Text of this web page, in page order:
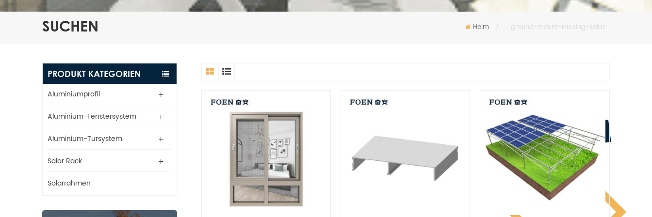
SUCHEN Heim / ground-mount-racking-solar
PRODUKT KATEGORIEN
Aluminiumprofil
Aluminium-Fenstersystem
Aluminium-Türsystem
Solar Rack
Solarrahmen